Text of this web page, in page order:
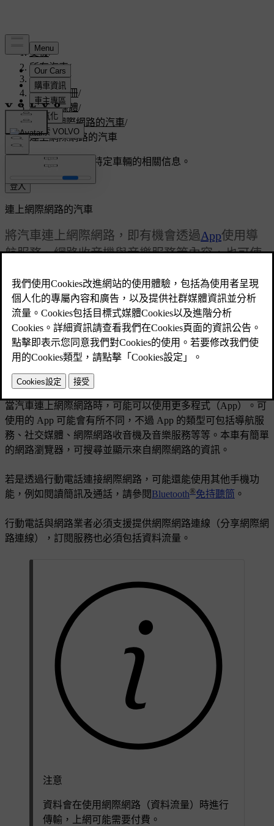
支援/
所有汽車/
V60 2016/
使用者手冊/
音訊與媒體/
連上網際網路的汽車/
連上網際網路的汽車
客製化支援 獲取與您特定車輛的相關信息。
登入
已更新 2023/06/08
連上網際網路的汽車
將汽車連上網際網路，即有機會透過App使用導
航服務、網路收音機與音樂服務等內容，也可使
當汽車連上網際網路時，可能可以使用更多程式（App）。可
使用的 App 可能會有所不同，不過 App 的類型可包括導航服
務、社交媒體、網際網路收音機及音樂服務等等。本車有簡單
的網路瀏覽器，可搜尋並顯示來自網際網路的資訊。
若是透過行動電話連接網際網路，可能還能使用其他手機功
能，例如閱讀簡訊及通話，請參閱Bluetooth®免持聽筒 。
行動電話與網路業者必須支援提供網際網路連線（分享網際網
路連線），訂閱服務也必須包括資料流量。
注意
資料會在使用網際網路（資料流量）時進行
傳輸，上網可能需要付費。